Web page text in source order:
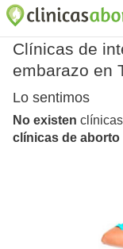
Clínicas de
embarazo en
Lo sentimos
No existen
clínicas de aborto